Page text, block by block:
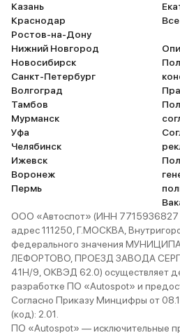
Казань
Краснодар
Ростов-на-Дону
Нижний Новгород
Новосибирск
Санкт-Петербург
Волгоград
Тамбов
Мурманск
Уфа
Челябинск
Ижевск
Воронеж
Пермь
ООО «Автоспот» (ИНН
адрес 111250, Г.МОСКВА,
федерального значения
ЛЕФОРТОВО, ПРОЕЗД ЗАВОДА
41Н/9, ОКВЭД 62.0) осуществляет
разработке ПО «Autospot» и
Согласно Приказу Минцифры от
(код): 2.01.
ПО «Autospot» — исключительные